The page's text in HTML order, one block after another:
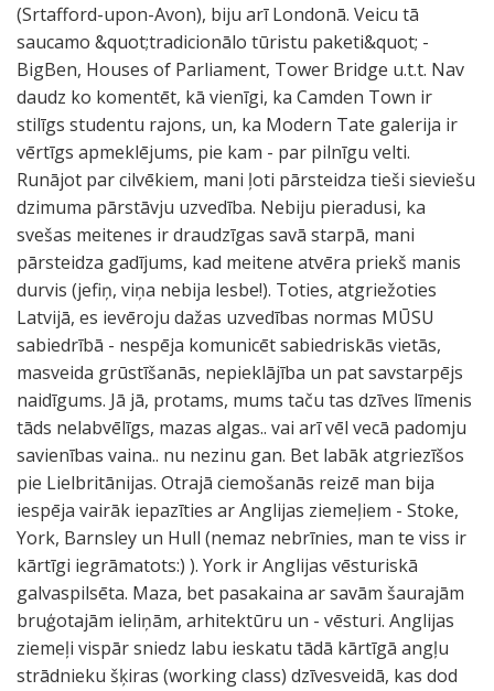
(Srtafford-upon-Avon), biju arī Londonā. Veicu tā
saucamo &quot;tradicionālo tūristu paketi&quot; -
BigBen, Houses of Parliament, Tower Bridge u.t.t. Nav
daudz ko komentēt, kā vienīgi, ka Camden Town ir
stilīgs studentu rajons, un, ka Modern Tate galerija ir
vērtīgs apmeklējums, pie kam - par pilnīgu velti.
Runājot par cilvēkiem, mani ļoti pārsteidza tieši sieviešu
dzimuma pārstāvju uzvedība. Nebiju pieradusi, ka
svešas meitenes ir draudzīgas savā starpā, mani
pārsteidza gadījums, kad meitene atvēra priekš manis
durvis (jefiņ, viņa nebija lesbe!). Toties, atgriežoties
Latvijā, es ievēroju dažas uzvedības normas MŪSU
sabiedrībā - nespēja komunicēt sabiedriskās vietās,
masveida grūstīšanās, nepieklājība un pat savstarpējs
naidīgums. Jā jā, protams, mums taču tas dzīves līmenis
tāds nelabvēlīgs, mazas algas.. vai arī vēl vecā padomju
savienības vaina.. nu nezinu gan. Bet labāk atgriezīšos
pie Lielbritānijas. Otrajā ciemošanās reizē man bija
iespēja vairāk iepazīties ar Anglijas ziemeļiem - Stoke,
York, Barnsley un Hull (nemaz nebrīnies, man te viss ir
kārtīgi iegrāmatots:) ). York ir Anglijas vēsturiskā
galvaspilsēta. Maza, bet pasakaina ar savām šaurajām
bruģotajām ieliņām, arhitektūru un - vēsturi. Anglijas
ziemeļi vispār sniedz labu ieskatu tādā kārtīgā angļu
strādnieku šķiras (working class) dzīvesveidā, kas dod